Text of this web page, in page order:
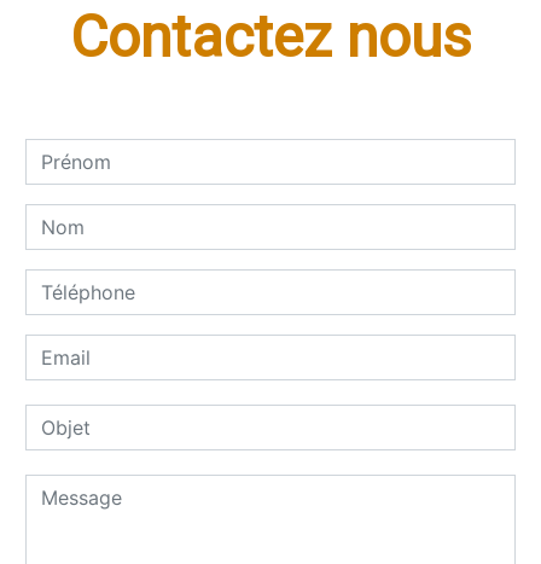
Contactez nous